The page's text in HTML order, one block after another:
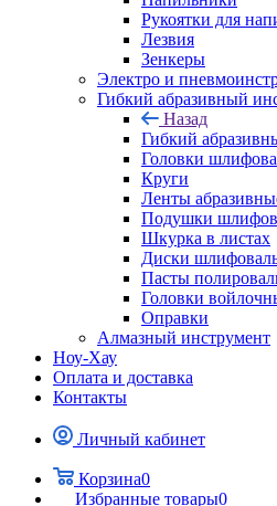
Рукоятки для
Лезвия
Зенкеры
Электро и
Гибкий абразивный
Назад
Гибкий
Головки
Круги
Ленты
Подушки
Шкурка в листах
Диски
Пасты
Головки
Оправки
Алмазный инструмент
Ноу-Хау
Оплата и доставка
Контакты
Личный кабинет
Корзина0
Избранные товары0